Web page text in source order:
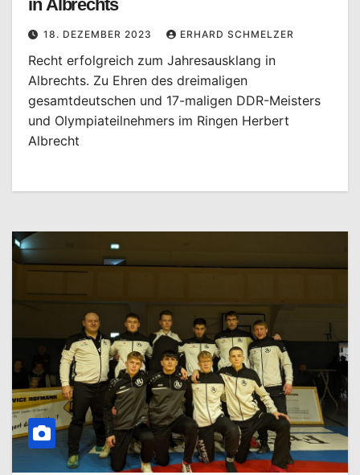
in Albrechts
18. DEZEMBER 2023 ERHARD SCHMELZER
Recht erfolgreich zum Jahresausklang in
Albrechts. Zu Ehren des dreimaligen
gesamtdeutschen und 17-maligen DDR-Meisters
und Olympiateilnehmers im Ringen Herbert
Albrecht